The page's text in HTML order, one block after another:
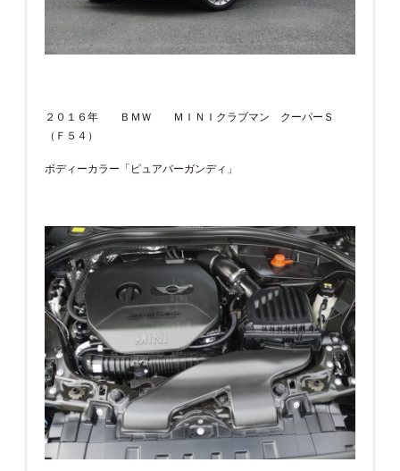
２０１６年 ＢＭＷ ＭＩＮＩクラブマン クーパーＳ
（Ｆ５４）
ボディーカラー「ピュアバーガンディ」